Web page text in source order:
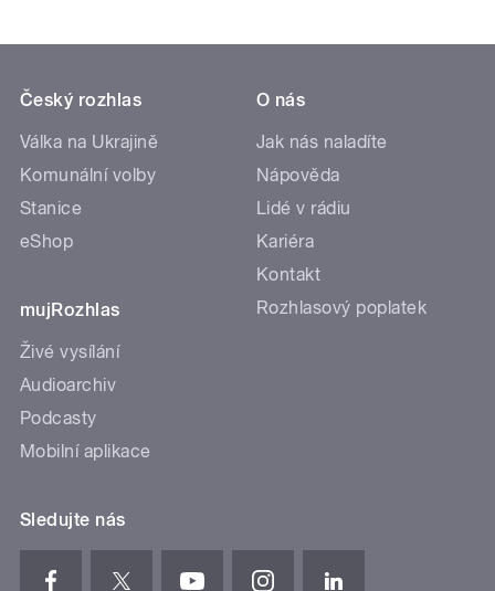
Český rozhlas
Válka na Ukrajině
Komunální volby
Stanice
eShop
mujRozhlas
Živé vysílání
Audioarchiv
Podcasty
Mobilní aplikace
O nás
Jak nás naladíte
Nápověda
Lidé v rádiu
Kariéra
Kontakt
Rozhlasový poplatek
Sledujte nás